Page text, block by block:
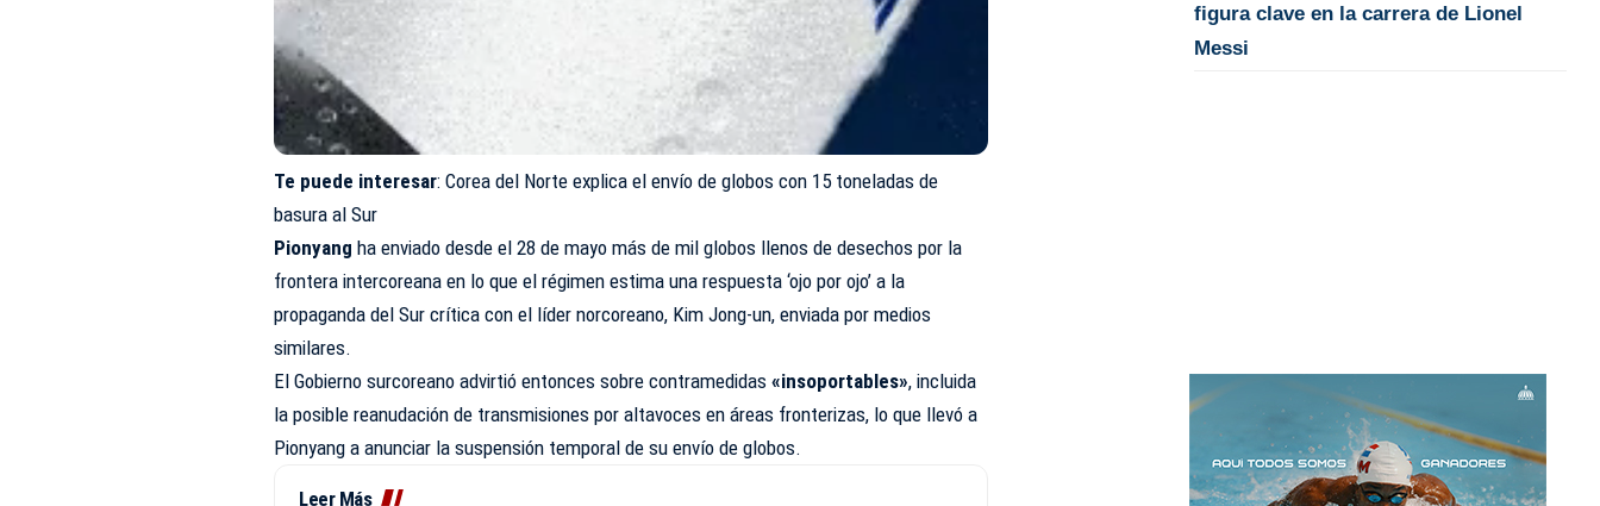
Te puede interesar:Corea del Norte explica el envío de globos con 15 toneladas de
basura al Sur
Pionyang ha enviado desde el 28 de mayo más de mil globos llenos de desechos por la
frontera intercoreana en lo que el régimen estima una respuesta ‘ojo por ojo’ a la
propaganda del Sur crítica con el líder norcoreano, Kim Jong-un, enviada por medios
similares.
El Gobierno surcoreano advirtió entonces sobre contramedidas«insoportables», incluida
la posible reanudación de transmisiones por altavoces en áreas fronterizas, lo que llevó a
Pionyang a anunciar la suspensión temporal de su envío de globos.
Leer Más
figura clave en la carrera de Lionel
Messi